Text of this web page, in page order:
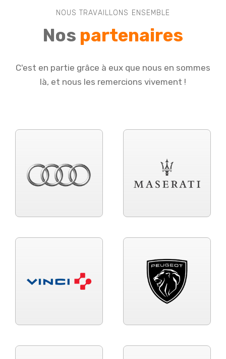
NOUS TRAVAILLONS ENSEMBLE
Nos partenaires
C'est en partie grâce à eux que nous en sommes
là, et nous les remercions vivement !